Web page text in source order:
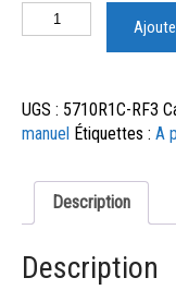
UGS : 5710R1C-RF3
manuel Étiquettes : A
Description
Description